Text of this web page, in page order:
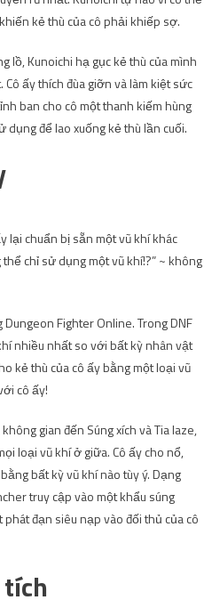
kẻ thù của cô phải khiếp sợ.
lồ, Kunoichi hạ gục kẻ thù của mình
ấy thích đùa giỡn và làm kiệt sức
ban cho cô một thanh kiếm hùng
dụng để lao xuống kẻ thù lần cuối.
lại chuẩn bị sẵn một vũ khí khác
chỉ sử dụng một vũ khí!?” ~ không
Fighter Online. Trong DNF
nhiều nhất so với bất kỳ nhân vật
kẻ thù của cô ấy bằng một loại vũ
cô ấy!
gian đến Súng xích và Tia laze,
loại vũ khí ở giữa. Cô ấy cho nổ,
bất kỳ vũ khí nào tùy ý. Dạng
truy cập vào một khẩu súng
đạn siêu nạp vào đối thủ của cô